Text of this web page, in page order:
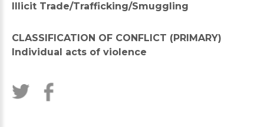
Illicit Trade/Trafficking/Smuggling
CLASSIFICATION OF CONFLICT (PRIMARY)
Individual acts of violence